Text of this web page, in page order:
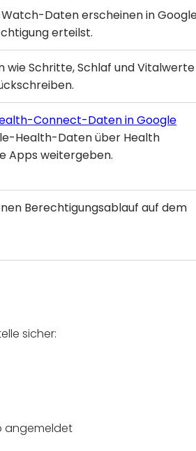
Daten erscheinen in
erteilst.
wie Schritte, Schlaf und Vitalwerte
Connect-Daten in Google
Health-Daten über Health
Apps weitergeben.
Berechtigungsablauf auf dem
sicher:
angemeldet